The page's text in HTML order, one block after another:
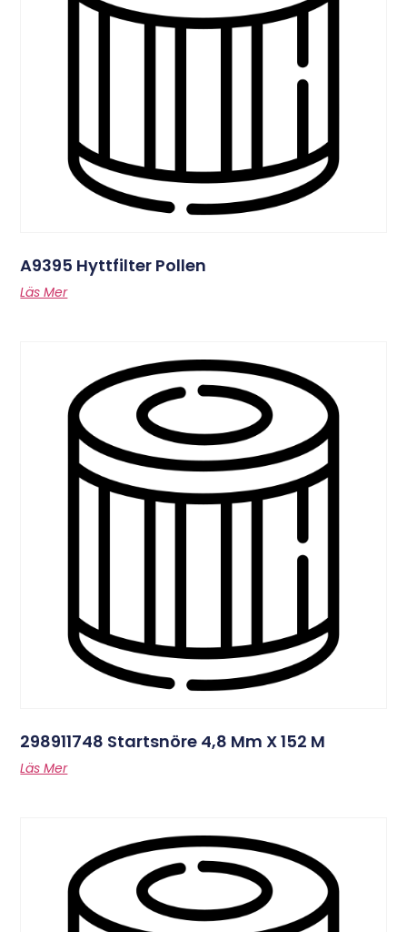
A9395 Hyttfilter Pollen
Läs Mer
298911748 Startsnöre 4,8 Mm X 152 M
Läs Mer